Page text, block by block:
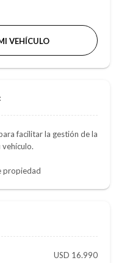
VEHÍCULO
facilitar la gestión de la
propiedad
16.990